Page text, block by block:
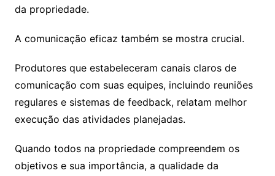
da propriedade.
A comunicação eficaz também se mostra crucial.
Produtores que estabeleceram canais claros de
comunicação com suas equipes, incluindo reuniões
regulares e sistemas de feedback, relatam melhor
execução das atividades planejadas.
Quando todos na propriedade compreendem os
objetivos e sua importância, a qualidade da